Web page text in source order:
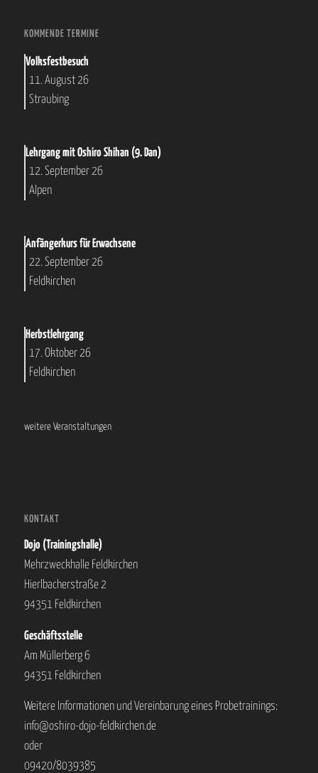
KOMMENDE TERMINE
Volksfestbesuch
11. August 26
Straubing
Lehrgang mit Oshiro Shihan (9. Dan)
12. September 26
Alpen
Anfängerkurs für Erwachsene
22. September 26
Feldkirchen
Herbstlehrgang
17. Oktober 26
Feldkirchen
weitere Veranstaltungen
KONTAKT
Dojo (Trainingshalle)
Mehrzweckhalle Feldkirchen
Hierlbacherstraße 2
94351 Feldkirchen
Geschäftsstelle
Am Müllerberg 6
94351 Feldkirchen
Weitere Informationen und Vereinbarung eines Probetrainings:
info@oshiro-dojo-feldkirchen.de
oder
09420/8039385